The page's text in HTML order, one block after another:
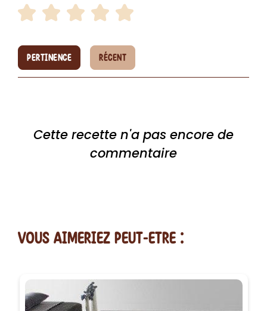
PERTINENCE RÉCENT
Cette recette n'a pas encore de
commentaire
vous AIMERiEZ PEUT-ETRE :